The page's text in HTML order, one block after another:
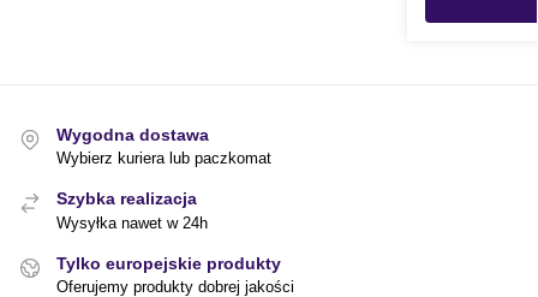
Wygodna dostawa
Wybierz kuriera lub paczkomat
Szybka realizacja
Wysyłka nawet w 24h
Tylko europejskie produkty
Oferujemy produkty dobrej jakości